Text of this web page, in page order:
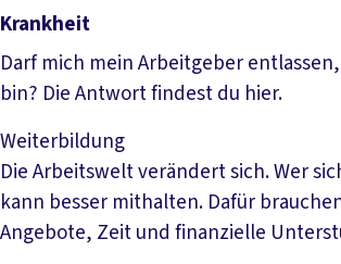
Krankheit
Darf mich mein Arbeitgeber
bin? Die Antwort findest du hier.
Krankheit
Weiterbildung
Die Arbeitswelt verändert sich. Wer
kann besser mithalten. Dafür
Angebote, Zeit und finanzielle